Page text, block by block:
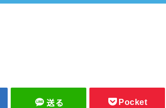
送る Pocket